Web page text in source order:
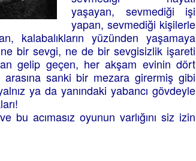
yaşayan, sevmediği işi
yapan, sevmediği kişilerle
kalabalıkların yüzünden yaşamaya
ne bir sevgi, ne de bir sevgisizlik işareti
gelip geçen, her akşam evinin dört
arasına sanki bir mezara girermiş gibi
ya da yanındaki yabancı gövdeyle
bu acımasız oyunun varlığını siz izin